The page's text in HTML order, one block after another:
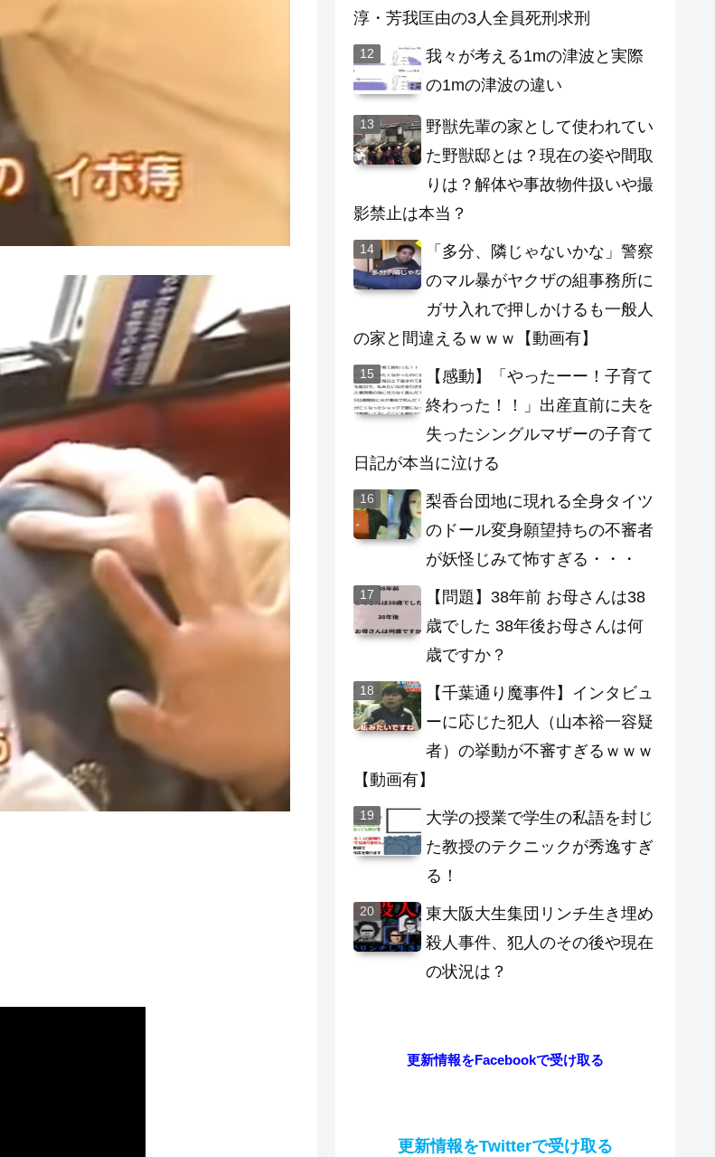
淳・芳我匡由の3人全員死刑求刑
我々が考える1mの津波と実際
の1mの津波の違い
野獣先輩の家として使われてい
た野獣邸とは？現在の姿や間取
りは？解体や事故物件扱いや撮
影禁止は本当？
「多分、隣じゃないかな」警察
のマル暴がヤクザの組事務所に
ガサ入れで押しかけるも一般人
の家と間違えるｗｗｗ【動画有】
【感動】「やったーー！子育て
終わった！！」出産直前に夫を
失ったシングルマザーの子育て
日記が本当に泣ける
梨香台団地に現れる全身タイツ
のドール変身願望持ちの不審者
が妖怪じみて怖すぎる・・・
【問題】38年前 お母さんは38
歳でした 38年後お母さんは何
歳ですか？
【千葉通り魔事件】インタビュ
ーに応じた犯人（山本裕一容疑
者）の挙動が不審すぎるｗｗｗ
【動画有】
大学の授業で学生の私語を封じ
た教授のテクニックが秀逸すぎ
る！
東大阪大生集団リンチ生き埋め
殺人事件、犯人のその後や現在
の状況は？
更新情報をFacebookで受け取る
更新情報をTwitterで受け取る